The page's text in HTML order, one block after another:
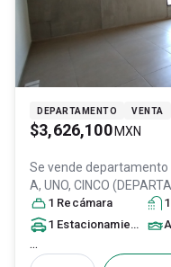
DEPARTAMENTO VENTA
$3,626,100 MXN
Se vende departamento
A, UNO, CINCO
DOS) EL CONDOMINIO
Cotilla,Zapopan, Jalisco
1 Recámara 1
1 Estacionamiento
...